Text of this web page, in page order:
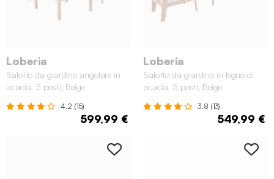
Loberia
Salotto da giardino angolare in
acacia, 5 posti, Beige
4.2 (15)
599,99 €
Loberia
Salotto da giardino in legno di
acacia, 5 posti, Beige
3.8 (13)
549,99 €